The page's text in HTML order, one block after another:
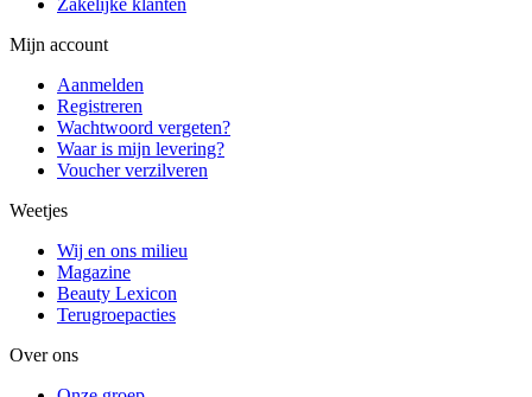
Zakelijke klanten
Mijn account
Aanmelden
Registreren
Wachtwoord vergeten?
Waar is mijn levering?
Voucher verzilveren
Weetjes
Wij en ons milieu
Magazine
Beauty Lexicon
Terugroepacties
Over ons